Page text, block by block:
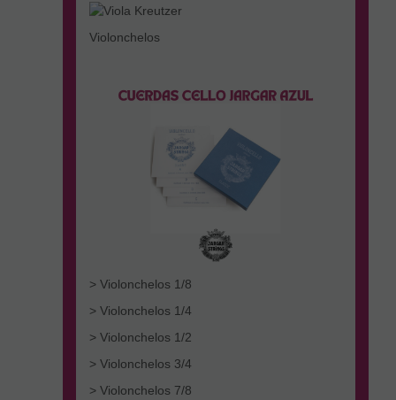
Violonchelos
> Violonchelos 1/8
> Violonchelos 1/4
> Violonchelos 1/2
> Violonchelos 3/4
> Violonchelos 7/8